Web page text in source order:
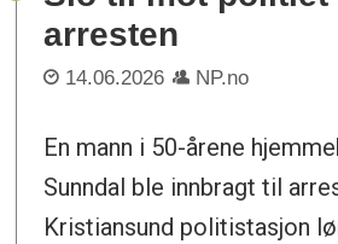
arresten
14.06.2026 NP.no
En mann i 50-årene
Sunndal ble innbragt til
Kristiansund politistasjon